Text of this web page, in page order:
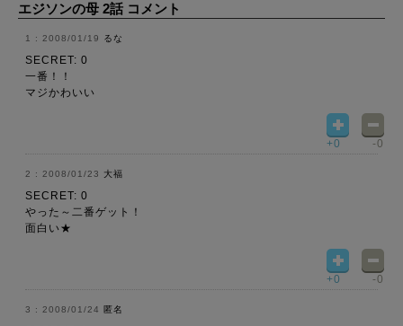
エジソンの母 2話 コメント
2008/01/19 るな
SECRET: 0
一番！！
マジかわいい
+0 -0
2008/01/23 大福
SECRET: 0
やった～二番ゲット！
面白い★
+0 -0
2008/01/24 匿名